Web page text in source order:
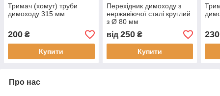
Тримач (хомут) труби
димоходу 315 мм
200 ₴
Купити
Перехідник димоходу з
нержавіючої сталі круглий
з Ø 80 мм
від 250₴
Купити
230
Про нас